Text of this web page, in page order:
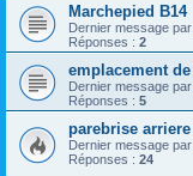
Marchepied B14
Dernier message par
Réponses : 2
emplacement
Dernier message par
Réponses : 5
parebrise
Dernier message par
Réponses : 24